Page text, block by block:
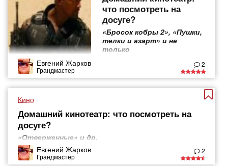
что посмотреть на
досуге?
«Бросок кобры 2», «Пушки,
телки и азарт» и не
только
Евгений Жарков
Грандмастер
2
Кино
Домашний кинотеатр: что посмотреть на
досуге?
«Отверженные» и др.
Евгений Жарков
Грандмастер
2